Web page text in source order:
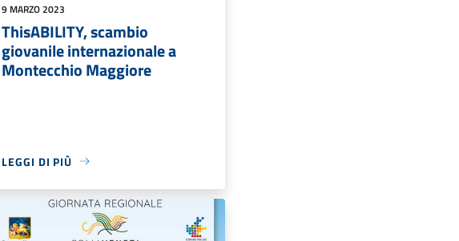
9 MARZO 2023
ThisABILITY, scambio
giovanile internazionale a
Montecchio Maggiore
LEGGI DI PIÙ